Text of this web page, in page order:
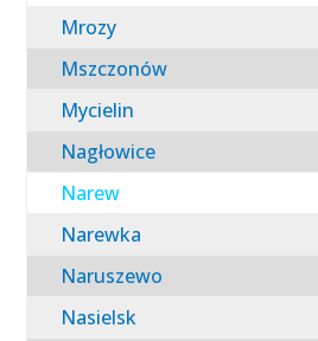
Mrozy
Mszczonów
Mycielin
Nagłowice
Narew
Narewka
Naruszewo
Nasielsk